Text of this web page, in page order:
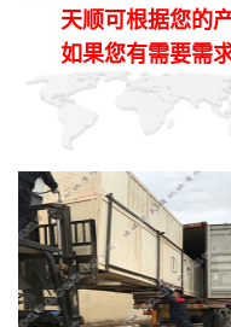
天顺可根据您的产
如果您有需要需求